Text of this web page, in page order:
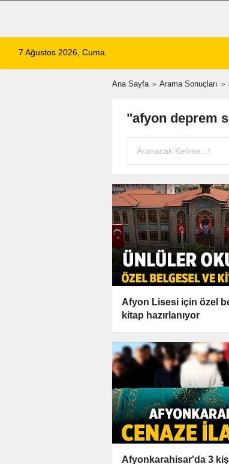
7 Ağustos 2026, Cuma
Ana Sayfa Arama Sonuçları
"afyon deprem
Afyon Lisesi için özel
kitap hazırlanıyor
Afyonkarahisar'da 3 kişi